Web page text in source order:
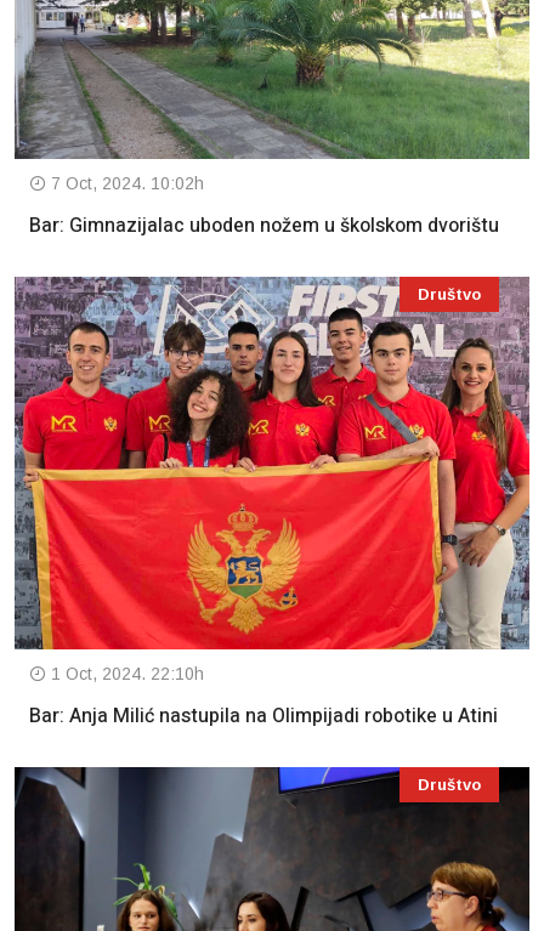
7 Oct, 2024. 10:02h
Bar: Gimnazijalac uboden nožem u školskom dvorištu
Društvo
1 Oct, 2024. 22:10h
Bar: Anja Milić nastupila na Olimpijadi robotike u Atini
Društvo